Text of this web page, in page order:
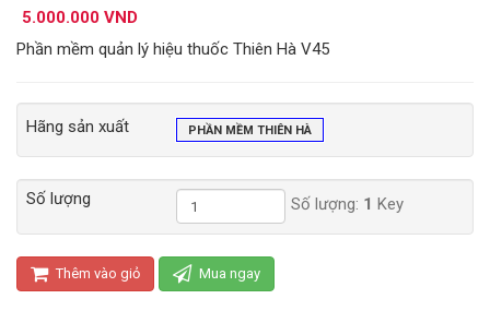
5.000.000 VND
Phần mềm quản lý hiệu thuốc Thiên Hà V45
Hãng sản xuất PHẦN MỀM THIÊN HÀ
Số lượng Số lượng: 1 Key
Thêm vào giỏ Mua ngay